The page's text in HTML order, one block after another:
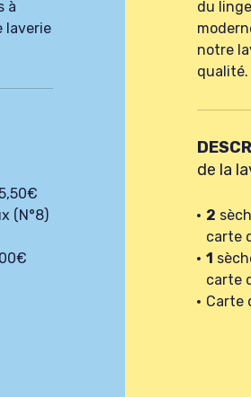
à
laverie
(N°8)
du
notre
qualité.
de la
2
carte
1
carte
Carte